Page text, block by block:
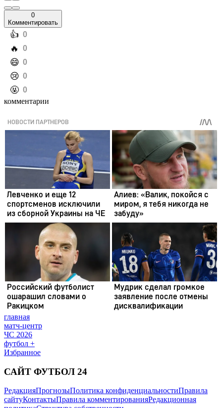
0
Комментировать
️👍 0
️🔥 0
️😄 0
️😢 0
️🤬 0
комментарии
главная
матч-центр
ЧС 2026
футбол +
Избранное
САЙТ ФУТБОЛ 24
РедакцияПрогнозыПолитика конфиденциальностиПравила
сайтуКонтактыПравила комментированияРедакционная